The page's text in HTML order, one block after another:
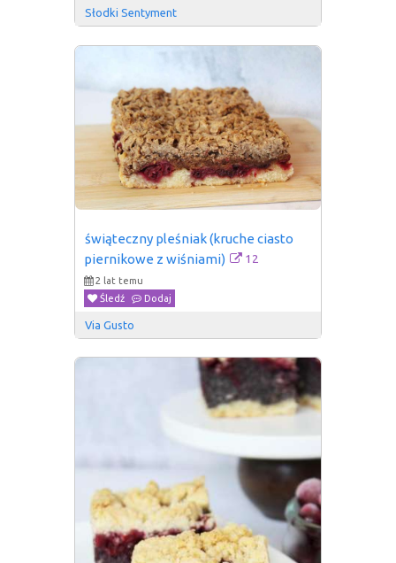
Słodki Sentyment
świąteczny pleśniak (kruche ciasto
piernikowe z wiśniami)
12
2 lat temu
Śledź
Dodaj
Via Gusto